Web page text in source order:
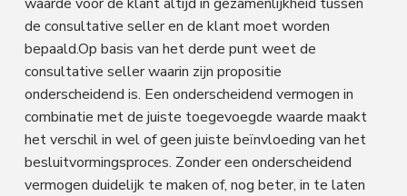
de consultative seller en de klant moet worden
bepaald.Op basis van het derde punt weet de
consultative seller waarin zijn propositie
onderscheidend is. Een onderscheidend vermogen in
combinatie met de juiste toegevoegde waarde maakt
het verschil in wel of geen juiste beïnvloeding van het
besluitvormingsproces. Zonder een onderscheidend
vermogen duidelijk te maken of, nog beter, in te laten